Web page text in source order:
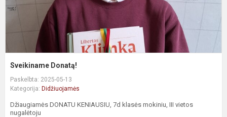
Sveikiname Donatą!
Paskelbta: 2025-05-13
Kategorija: Didžiuojamės
Džiaugiamės DONATU KENIAUSIU, 7d klasės mokiniu, III vietos
nugalėtoju